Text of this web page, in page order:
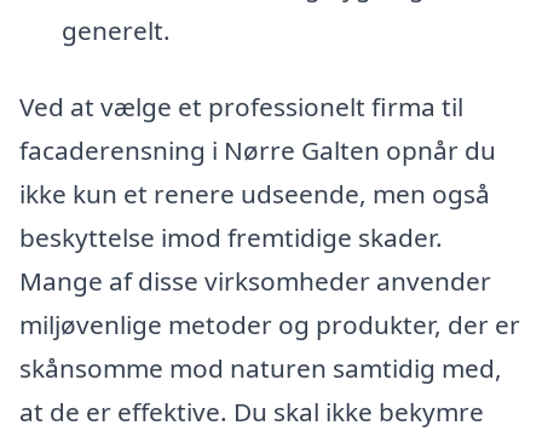
generelt.
Ved at vælge et professionelt firma til
facaderensning i Nørre Galten opnår du
ikke kun et renere udseende, men også
beskyttelse imod fremtidige skader.
Mange af disse virksomheder anvender
miljøvenlige metoder og produkter, der er
skånsomme mod naturen samtidig med,
at de er effektive. Du skal ikke bekymre